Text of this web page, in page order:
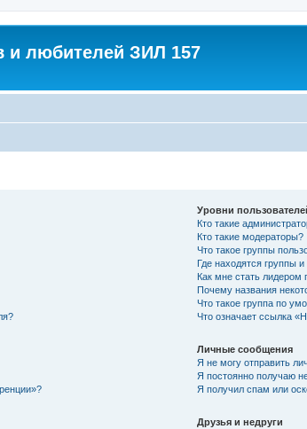
и любителей ЗИЛ 157
Уровни
Кто такие
Кто такие модераторы?
Что такое группы
Где находятся группы
Как мне стать лидером
Почему названия
Что такое группа по
Что означает ссылка
Личные сообщения
Я не могу отправить
Я постоянно получаю
Я получил спам или
Друзья и недруги